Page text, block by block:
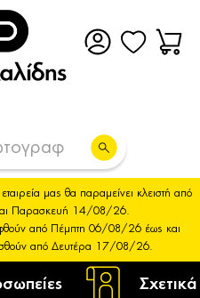
μας θα παραμείνει κλειστή από
Παρασκευή 14/08/26.
από Πέμπτη 06/08/26 έως και
από Δευτέρα 17/08/26.